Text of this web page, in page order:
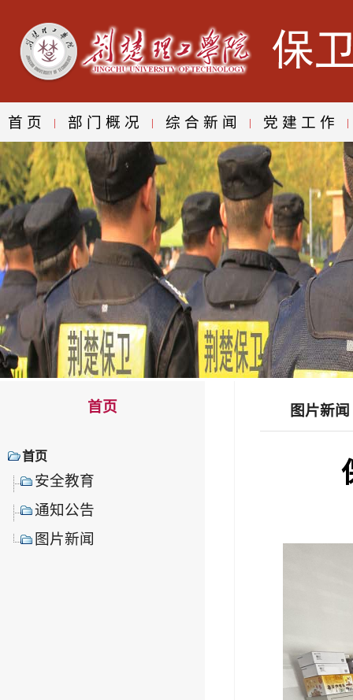
首页 | 部门概况 | 综合新闻 | 党建工作 |
首页
首页
安全教育
通知公告
图片新闻
图片新闻